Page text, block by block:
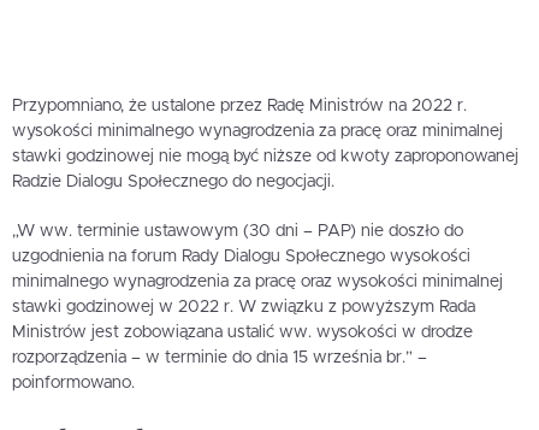
Przypomniano, że ustalone przez Radę Ministrów na 2022 r.
wysokości minimalnego wynagrodzenia za pracę oraz minimalnej
stawki godzinowej nie mogą być niższe od kwoty zaproponowanej
Radzie Dialogu Społecznego do negocjacji.
„W ww. terminie ustawowym (30 dni – PAP) nie doszło do
uzgodnienia na forum Rady Dialogu Społecznego wysokości
minimalnego wynagrodzenia za pracę oraz wysokości minimalnej
stawki godzinowej w 2022 r. W związku z powyższym Rada
Ministrów jest zobowiązana ustalić ww. wysokości w drodze
rozporządzenia – w terminie do dnia 15 września br.” –
poinformowano.